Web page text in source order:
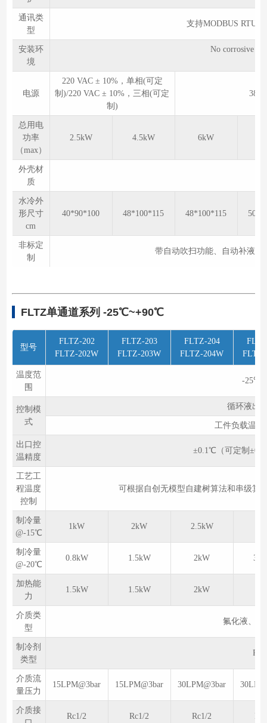
通讯类
型
支持MODBUS RTU/
安装环
境
No corrosive or
电源
220 VAC ± 10%，单相(可定
制)/220 VAC ± 10%，三相(可定
制)
380
总用电
功率
（max）
2.5kW 4.5kW 6kW
外壳材
质
水冷外
形尺寸
cm
40*90*100 48*100*115 48*100*115
非标定
制
带自动吹扫功能、自动补液
FLTZ单通道系列 -25℃~+90℃
型号
FLTZ-202
FLTZ-202W
FLTZ-203
FLTZ-203W
FLTZ-204
FLTZ-204W
FLTZ-
温度范
围
-25℃
控制模
式
循环液出
工件负载温度
出口控
温精度
±0.1℃（可定制
工艺工
程温度
控制
可根据自创无模型自建树算法和串级算
制冷量
@-15℃
1kW 2kW 2.5kW
制冷量
@-20℃
0.8kW 1.5kW 2kW
加热能
力
1.5kW 1.5kW 2kW
介质类
型
氟化液、乙
制冷剂
类型
介质流
量压力
15LPM@3bar 15LPM@3bar 30LPM@3bar
介质接
Rc1/2 Rc1/2 Rc1/2